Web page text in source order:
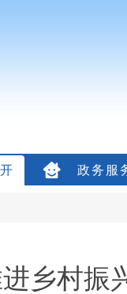
政务服
乡村振